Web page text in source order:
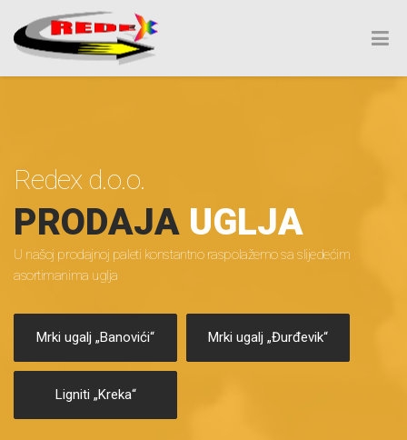
Redex d.o.o.
PRODAJA UGLJA
U našoj prodajnoj paleti konstantno raspolažemo sa slijedećim
asortimanima uglja
Mrki ugalj „Banovići“ Mrki ugalj „Đurđevik“
Ligniti „Kreka“